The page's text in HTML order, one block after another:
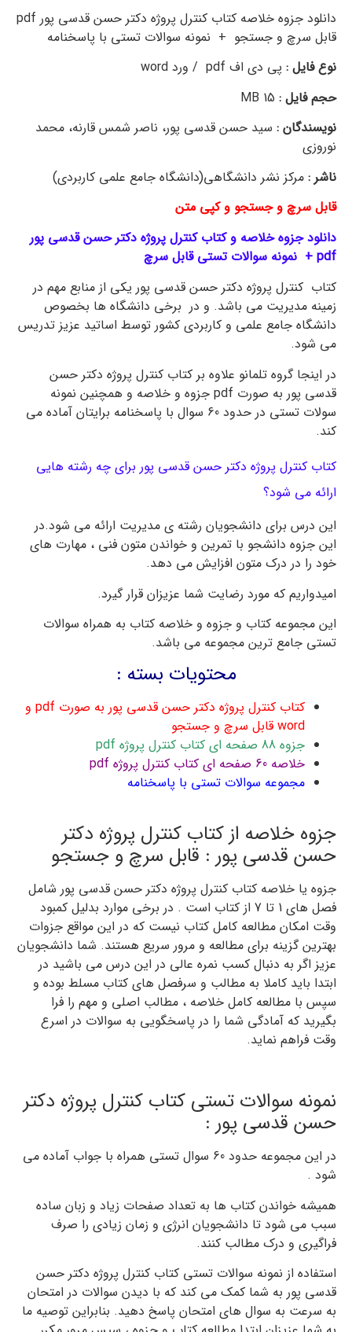
دانلود جزوه خلاصه کتاب کنترل پروژه دکتر حسن قدسی پور pdf
قابل سرچ و جستجو + نمونه سوالات تستی با پاسخنامه
نوع فایل : پی دی اف pdf / ورد word
حجم فایل :
نویسندگان : سید حسن قدسی پور، ناصر شمس قارنه، محمد
نوروزی
ناشر : مرکز نشر دانشگاهی(دانشگاه جامع علمی کاربردی)
قابل سرچ و جستجو و کپی متن
دانلود جزوه خلاصه و کتاب کنترل پروژه دکتر حسن قدسی پور
pdf + نمونه سوالات تستی قابل سرچ
کتاب کنترل پروژه دکتر حسن قدسی پور یکی از منابع مهم در
زمینه مدیریت می باشد. و در برخی دانشگاه ها بخصوص
دانشگاه جامع علمی و کاربردی کشور توسط اساتید عزیز تدریس
می شود.
در اینجا گروه تلمانو علاوه بر کتاب کنترل پروژه دکتر حسن
قدسی پور به صورت pdf جزوه و خلاصه و همچنین نمونه
سولات تستی در حدود 60 سوال با پاسخنامه برایتان آماده می
کند.
کتاب کنترل پروژه دکتر حسن قدسی پور برای چه رشته هایی
ارائه می شود؟
این درس برای دانشجویان رشته ی مدیریت ارائه می شود.در
این جزوه دانشجو با تمرین و خواندن متون فنی ، مهارت های
خود را در درک متون افزایش می دهد.
امیدواریم که مورد رضایت شما عزیزان قرار گیرد.
این مجموعه کتاب و جزوه و خلاصه کتاب به همراه سوالات
تستی جامع ترین مجموعه می باشد.
محتویات بسته :
کتاب کنترل پروژه دکتر حسن قدسی پور به صورت pdf و
word قابل سرچ و جستجو
جزوه 88 صفحه ای کتاب کنترل پروژه pdf
خلاصه 60 صفحه ای کتاب کنترل پروژه pdf
مجموعه سوالات تستی با پاسخنامه
جزوه خلاصه از کتاب کنترل پروژه دکتر
حسن قدسی پور : قابل سرچ و جستجو
جزوه یا خلاصه کتاب کنترل پروژه دکتر حسن قدسی پور شامل
فصل های 1 تا 7 از کتاب است . در برخی موارد بدلیل کمبود
وقت امکان مطالعه کامل کتاب نیست که در این مواقع جزوات
بهترین گزینه برای مطالعه و مرور سریع هستند. شما دانشجویان
عزیز اگر به دنبال کسب نمره عالی در این درس می باشید در
ابتدا باید کاملا به مطالب و سرفصل های کتاب مسلط بوده و
سپس با مطالعه کامل خلاصه ، مطالب اصلی و مهم را فرا
بگیرید که آمادگی شما را در پاسخگویی به سوالات در اسرع
وقت فراهم نماید.
نمونه سوالات تستی کتاب کنترل پروژه دکتر
حسن قدسی پور :
در این مجموعه حدود 60 سوال تستی همراه با جواب آماده می
شود .
همیشه خواندن کتاب ها به تعداد صفحات زیاد و زبان ساده
سبب می شود تا دانشجویان انرژی و زمان زیادی را صرف
فراگیری و درک مطالب کنند.
استفاده از نمونه سوالات تستی کتاب کنترل پروژه دکتر حسن
قدسی پور به شما کمک می کند که با دیدن سوالات در امتحان
به سرعت به سوال های امتحان پاسخ دهید. بنابراین توصیه ما